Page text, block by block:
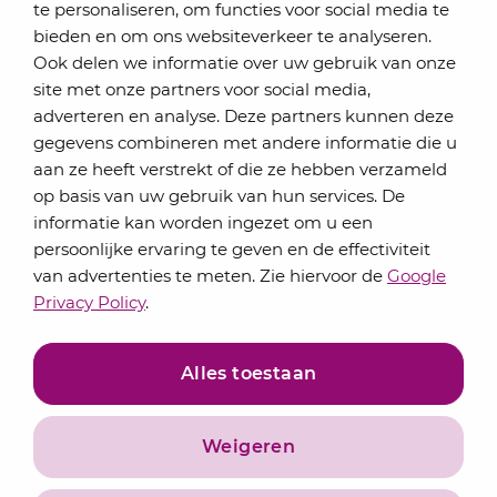
te personaliseren, om functies voor social media te
bieden en om ons websiteverkeer te analyseren.
Ook delen we informatie over uw gebruik van onze
site met onze partners voor social media,
adverteren en analyse. Deze partners kunnen deze
gegevens combineren met andere informatie die u
aan ze heeft verstrekt of die ze hebben verzameld
op basis van uw gebruik van hun services. De
informatie kan worden ingezet om u een
persoonlijke ervaring te geven en de effectiviteit
van advertenties te meten. Zie hiervoor de Google
Privacy Policy.
Alles toestaan
Weigeren
Schrijf je in voor onze nieuwsbrief
Elke maand bundelen de adviseurs van Lansigt in
de eSigt het nieuws.
Jouw emailadres
Inschrijven
PrivacyverklaringAlgemene voorwaarden